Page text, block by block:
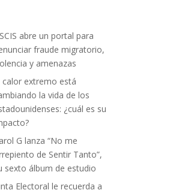
abre un portal para
fraude migratorio,
y amenazas
calor extremo está
la vida de los
¿cuál es su
G lanza “No me
de Sentir Tanto”,
sexto álbum de estudio
Electoral le recuerda a